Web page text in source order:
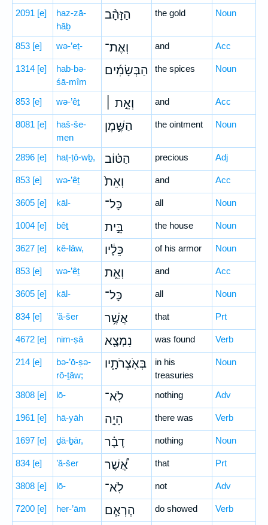
2091 [e]
haz-zā-
hāḇ
הַזָּהָ֨ב the gold Noun
853 [e] wə-’eṯ- וְאֶת־ and Acc
1314 [e]
hab-bə-
śā-mîm
הַבְּשָׂמִ֜ים the spices Noun
853 [e] wə-’êṯ וְאֵ֣ת ׀ and Acc
8081 [e]
haš-še-
men
הַשֶּׁ֣מֶן the ointment Noun
2896 [e] haṭ-ṭō-wḇ, הַטּ֗וֹב precious Adj
853 [e] wə-’êṯ וְאֵת֙ and Acc
3605 [e] kāl- כָּל־ all Noun
1004 [e] bêṯ בֵּ֣ית the house Noun
3627 [e] kê-lāw, כֵּלָ֔יו of his armor Noun
853 [e] wə-’êṯ וְאֵ֛ת and Acc
3605 [e] kāl- כָּל־ all Noun
834 [e] ’ă-šer אֲשֶׁ֥ר that Prt
4672 [e] nim-ṣā נִמְצָ֖א was found Verb
214 [e]
bə-’ō-ṣə-
rō-ṯāw;
בְּאֹֽצְרֹתָ֑יו
in his
treasuries
Noun
3808 [e] lō- לֹֽא־ nothing Adv
1961 [e] hā-yāh הָיָ֣ה there was Verb
1697 [e] ḏā-ḇār, דָבָ֗ר nothing Noun
834 [e] ’ă-šer אֲ֠שֶׁר that Prt
3808 [e] lō- לֹֽא־ not Adv
7200 [e] her-’ām הֶרְאָ֧ם do showed Verb